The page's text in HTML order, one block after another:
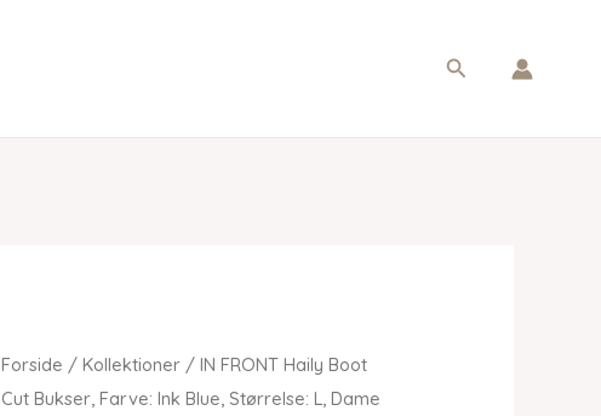
Søg
Forside /Kollektioner / IN FRONT Haily Boot
Cut Bukser, Farve: Ink Blue, Størrelse: L, Dame